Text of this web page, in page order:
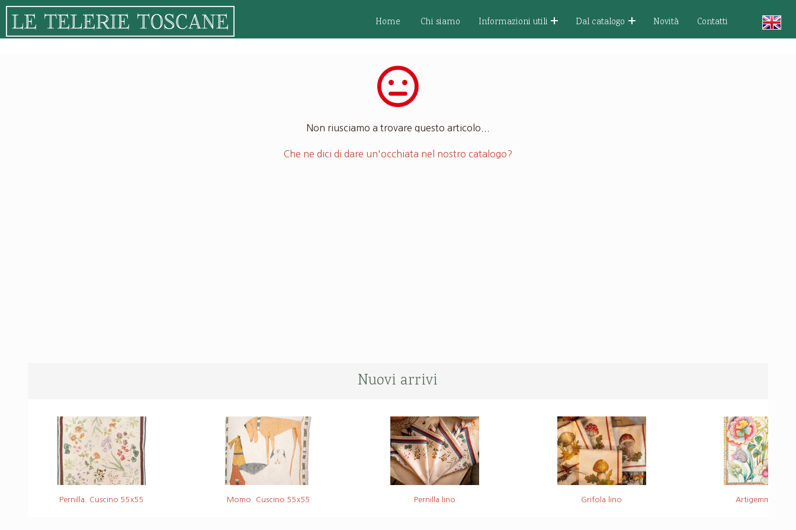
Home Chi siamo Informazioni utili Dal catalogo Novità Contatti
Non riusciamo a trovare questo articolo...
Che ne dici di dare un'occhiata nel nostro catalogo?
Nuovi arrivi
Pernilla. Cuscino 55x55 Momo. Cuscino 55x55 Pernilla lino Grifola lino Artigemme -